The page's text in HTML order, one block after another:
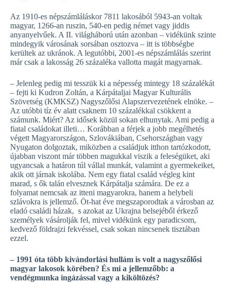
Az 1910-es népszámláláskor 7811 lakosából 5943-an voltak
magyar, 1266-an ruszin, 540-en pedig német vagy jiddis
anyanyelvűek. A II. világháború után azonban – vidékünk szinte
mindegyik városának sorsában osztozva – itt is többségbe
kerültek az ukránok. A legutóbbi, 2001-es népszámlálás szerint
már csak a lakosság 26 százaléka vallotta magát magyarnak.
– Jelenleg pedig mi tesszük ki a népesség mintegy 18 százalékát
– fejti ki Kudron Zoltán, a Kárpátaljai Magyar Kulturális
Szövetség (KMKSZ) Nagyszőlősi Alapszervezetének elnöke. –
Az utóbbi tíz év alatt csaknem 10 százalékkal csökkent a
számunk. Miért? Az idősek közül sokan elhunytak. Ami pedig a
fiatal családokat illeti… Korábban a férjek a jobb megélhetés
végett Magyarországon, Szlovákiában, Csehországban vagy
Nyugaton dolgoztak, miközben a családjuk itthon tartózkodott,
újabban viszont már többen magukkal viszik a feleségüket, aki
ugyancsak a határon túl vállal munkát, valamint a gyermekeiket,
akik ott járnak iskolába. Nem egy fiatal család végleg kint
marad, s ők talán elvesznek Kárpátalja számára. De ez a
folyamat nemcsak az itteni magyarokra, hanem a helybeli
szlávokra is jellemző. Öt-hat éve megszaporodtak a városban az
eladó családi házak, s azokat az Ukrajna belsejéből érkező
személyek vásárolják fel, mivel vidékünk egy paradicsom,
kedvező földrajzi fekvéssel, csak sokan nincsenek tisztában
ezzel.
– 1991 óta több kivándorlási hullám is volt a nagyszőlősi
magyar lakosok körében? És mi a jellemzőbb: a
vendégmunka ingázással vagy a kiköltözés?